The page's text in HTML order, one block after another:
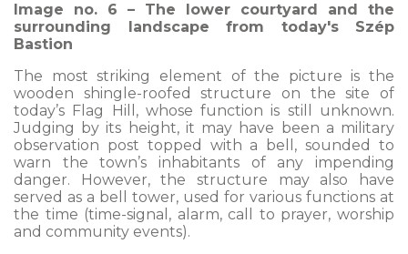
Image no. 6 – The lower courtyard and the
surrounding landscape from today's Szép
Bastion
The most striking element of the picture is the
wooden shingle-roofed structure on the site of
today’s Flag Hill, whose function is still unknown.
Judging by its height, it may have been a military
observation post topped with a bell, sounded to
warn the town’s inhabitants of any impending
danger. However, the structure may also have
served as a bell tower, used for various functions at
the time (time-signal, alarm, call to prayer, worship
and community events).